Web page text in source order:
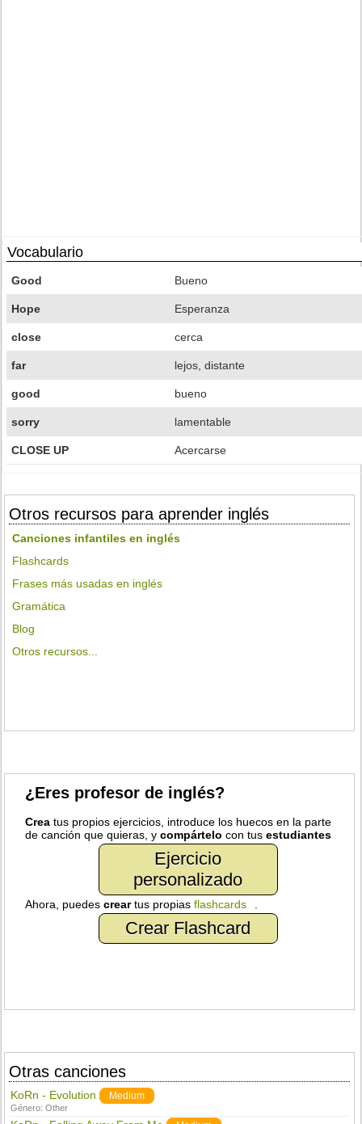
Vocabulario
Good Bueno
Hope Esperanza
close cerca
far lejos, distante
good bueno
sorry lamentable
CLOSE UP Acercarse
Otros recursos para aprender inglés
Canciones infantiles en inglés
Flashcards
Frases más usadas en inglés
Gramática
Blog
Otros recursos...
¿Eres profesor de inglés?
Crea tus propios ejercicios, introduce los huecos en la parte
de canción que quieras, ycompártelo con tusestudiantes
Ejercicio
personalizado
Ahora, puedescreartus propiasflashcards
Crear Flashcard
Otras canciones
KoRn - Evolution Medium
Género:Other